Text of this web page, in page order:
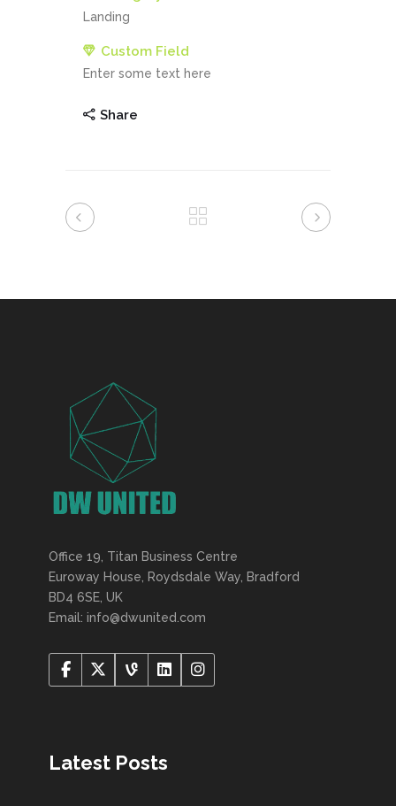
Landing
Custom Field
Enter some text here
Share
Office 19, Titan Business Centre
Euroway House, Roydsdale Way, Bradford
BD4 6SE, UK
Email: info@dwunited.com
Latest Posts